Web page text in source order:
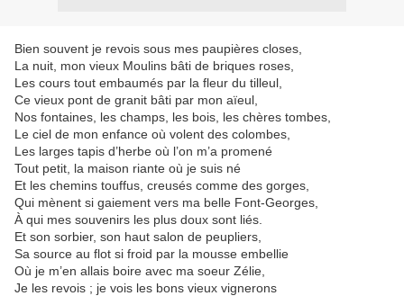
Bien souvent je revois sous mes paupières closes,
La nuit, mon vieux Moulins bâti de briques roses,
Les cours tout embaumés par la fleur du tilleul,
Ce vieux pont de granit bâti par mon aïeul,
Nos fontaines, les champs, les bois, les chères tombes,
Le ciel de mon enfance où volent des colombes,
Les larges tapis d’herbe où l’on m’a promené
Tout petit, la maison riante où je suis né
Et les chemins touffus, creusés comme des gorges,
Qui mènent si gaiement vers ma belle Font-Georges,
À qui mes souvenirs les plus doux sont liés.
Et son sorbier, son haut salon de peupliers,
Sa source au flot si froid par la mousse embellie
Où je m’en allais boire avec ma soeur Zélie,
Je les revois ; je vois les bons vieux vignerons